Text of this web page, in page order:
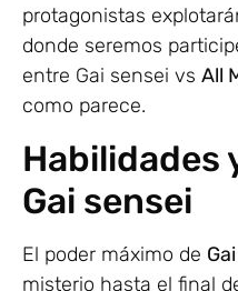
protagonistas
donde seremos
entre Gai sensei vs All
como parece.
Habilidades
Gai sensei
El poder máximo de
misterio hasta el final